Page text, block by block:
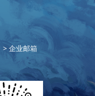
企业邮箱